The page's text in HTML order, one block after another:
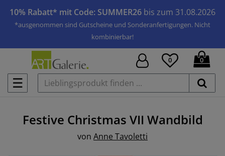
10% Rabatt* mit Code: SUMMER26 bis zum 31.08.2026
*ausgenommen sind Gutscheine und Sonderanfertigungen. Nicht
kombinierbar!
☰
0 0
Festive Christmas VII Wandbild
von Anne Tavoletti